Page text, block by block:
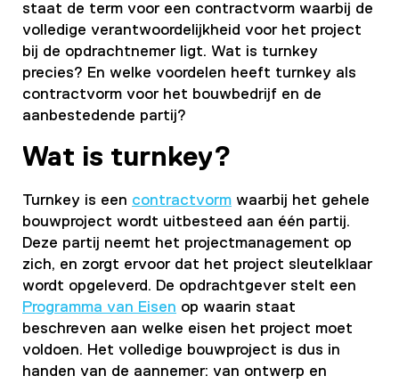
staat de term voor een contractvorm waarbij de
volledige verantwoordelijkheid voor het project
bij de opdrachtnemer ligt. Wat is turnkey
precies? En welke voordelen heeft turnkey als
contractvorm voor het bouwbedrijf en de
aanbestedende partij?
Wat is turnkey?
Turnkey is een contractvorm waarbij het gehele
bouwproject wordt uitbesteed aan één partij.
Deze partij neemt het projectmanagement op
zich, en zorgt ervoor dat het project sleutelklaar
wordt opgeleverd. De opdrachtgever stelt een
Programma van Eisen op waarin staat
beschreven aan welke eisen het project moet
voldoen. Het volledige bouwproject is dus in
handen van de aannemer: van ontwerp en